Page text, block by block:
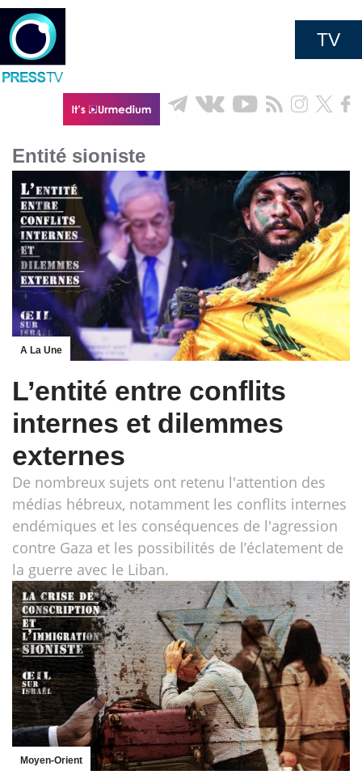
TV
Entité sioniste
A La Une
L’entité entre conflits
internes et dilemmes
externes
De nombreux sujets ont retenu l'attention des
médias hébreux, notamment les conflits internes
endémiques et les conséquences de l'agression
contre Gaza et les possibilités de l’éclatement de
la guerre avec le Liban.
Moyen-Orient